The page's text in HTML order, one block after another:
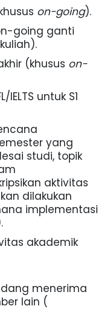
on-going).
going ganti
(khusus on-
IELTS untuk S1
yang
studi, topik
aktivitas
dilakukan
implementasi
akademik
menerima
lain (